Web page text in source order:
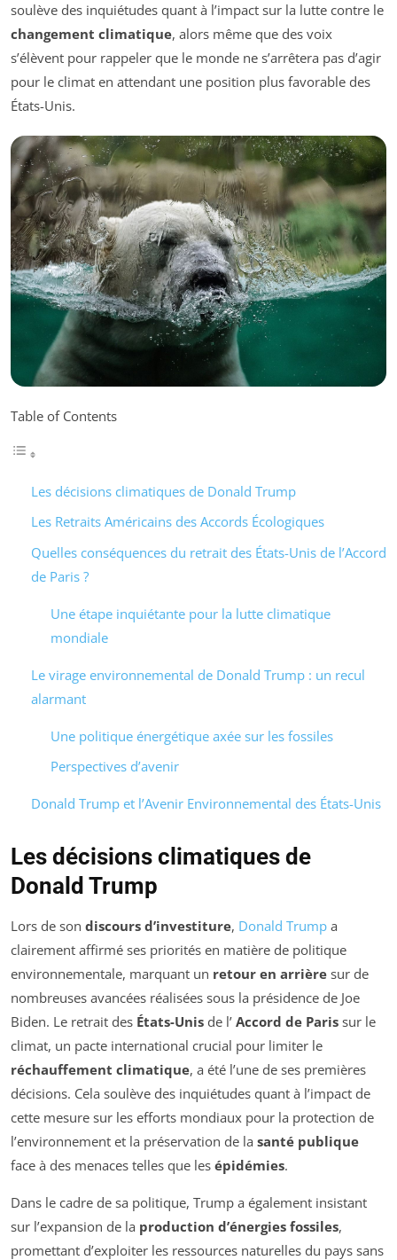
soulève des inquiétudes quant à l’impact sur la lutte contre le
changement climatique, alors même que des voix
s’élèvent pour rappeler que le monde ne s’arrêtera pas d’agir
pour le climat en attendant une position plus favorable des
États-Unis.
Table of Contents
Les décisions climatiques de Donald Trump
Les Retraits Américains des Accords Écologiques
Quelles conséquences du retrait des États-Unis de l’Accord
de Paris ?
Une étape inquiétante pour la lutte climatique
mondiale
Le virage environnemental de Donald Trump : un recul
alarmant
Une politique énergétique axée sur les fossiles
Perspectives d’avenir
Donald Trump et l’Avenir Environnemental des États-Unis
Les décisions climatiques de
Donald Trump
Lors de son discours d’investiture, Donald Trump a
clairement affirmé ses priorités en matière de politique
environnementale, marquant un retour en arrière sur de
nombreuses avancées réalisées sous la présidence de Joe
Biden. Le retrait des États-Unis de l’ Accord de Paris sur le
climat, un pacte international crucial pour limiter le
réchauffement climatique, a été l’une de ses premières
décisions. Cela soulève des inquiétudes quant à l’impact de
cette mesure sur les efforts mondiaux pour la protection de
l’environnement et la préservation de la santé publique
face à des menaces telles que les épidémies.
Dans le cadre de sa politique, Trump a également insistant
sur l’expansion de la production d’énergies fossiles,
promettant d’exploiter les ressources naturelles du pays sans